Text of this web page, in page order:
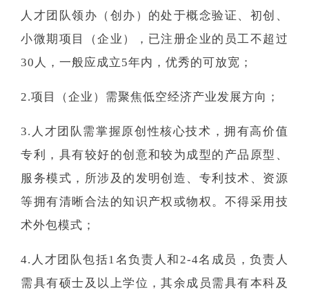
人才团队领办（创办）的处于概念验证、初创、
小微期项目（企业），已注册企业的员工不超过
30人，一般应成立5年内，优秀的可放宽；
2.项目（企业）需聚焦低空经济产业发展方向；
3.人才团队需掌握原创性核心技术 ，拥有高价值
专利，具有较好的创意和较为成型的产品原型、
服务模式，所涉及的发明创造、专利技术、资源
等拥有清晰合法的知识产权或物权。 不得采用技
术外包模式；
4.人才团队包括1名负责人和2-4名成员，负责人
需具有硕士及以上学位，其余成员需具有本科及